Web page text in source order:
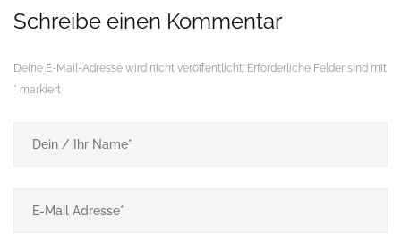
Schreibe einen Kommentar
Deine E-Mail-Adresse wird nicht veröffentlicht. Erforderliche Felder sind mit
* markiert